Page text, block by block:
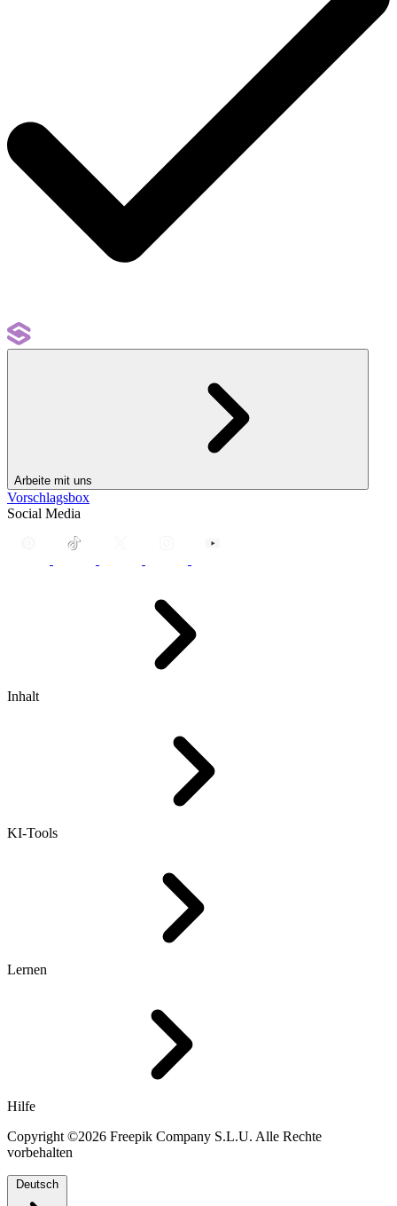
Arbeite mit uns
Vorschlagsbox
Social Media
Inhalt
KI-Tools
Lernen
Hilfe
Copyright ©2026 Freepik Company S.L.U. Alle Rechte
vorbehalten
Deutsch